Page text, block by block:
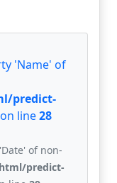
'Name' of
predict-
line28
of non-
predict-